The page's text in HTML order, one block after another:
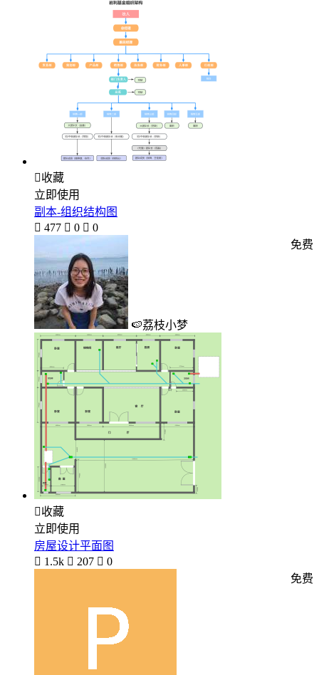
收藏
立即使用
副本-组织结构图
 477  0  0
🍉荔枝小梦
免费
收藏
立即使用
房屋设计平面图
 1.5k  207  0
免费